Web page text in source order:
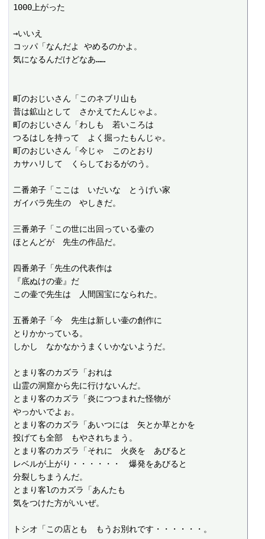
1000上がった
→いいえ
コッパ「なんだよ やめるのかよ。
気になるんだけどなあ……
町のおじいさん「このネブリ山も
昔は鉱山として　さかえてたんじゃよ。
町のおじいさん「わしも　若いころは
つるはしを持って　よく掘ったもんじゃ。
町のおじいさん「今じゃ　このとおり
カサハリして　くらしておるがのう。
二番弟子「ここは　いだいな　とうげい家
ガイバラ先生の　やしきだ。
三番弟子「この世に出回っている壷の
ほとんどが　先生の作品だ。
四番弟子「先生の代表作は
『底ぬけの壷』だ
この壷で先生は　人間国宝になられた。
五番弟子「今　先生は新しい壷の創作に
とりかかっている。
しかし　なかなかうまくいかないようだ。
とまり客のカズラ「おれは
山霊の洞窟から先に行けないんだ。
とまり客のカズラ「炎につつまれた怪物が
やっかいでよぉ。
とまり客のカズラ「あいつには　矢とか草とかを
投げても全部　もやされちまう。
とまり客のカズラ「それに　火炎を　あびると
レベルが上がり・・・・・・　爆発をあびると
分裂しちまうんだ。
とまり客lのカズラ「あんたも
気をつけた方がいいぜ。
トシオ「この店とも　もうお別れです・・・・・・。